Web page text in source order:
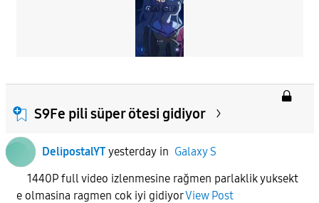
S9Fe pili süper ötesi gidiyor
DelipostalYT yesterdayin Galaxy S
1440P full video izlenmesine rağmen parlaklik yuksekt
e olmasina ragmen cok iyi gidiyorView Post